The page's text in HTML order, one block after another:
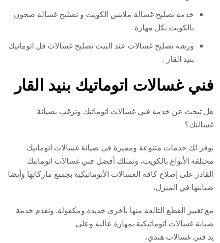
خدمة تصليح غسالة ملابس الكويت و تصليح غسالة صحون
بالكويت بكل مهارة
ورشة تصليح غسالات عند البيت تصليح غسالات فل اتوماتيك
بنيد القار .
فني غسالات اتوماتيك بنيد القار
هل تبحث عن خدمة فني غسالات اتوماتيك وترغب بصيانة
غسالتك؟
نوفر لك خدمات متنوعة ومميزة في صيانة غسالات اتوماتيك
مختلفة الأنواع بالكويت، ونمتلك أفضل فني غسالات اتوماتيك
القادر على إصلاح كافة الغسالات الأتوماتيكية بجميع ماركاتها وأيضا
صيانتها في المنزل،
مع تغيير القطع التالفة منها بآخرى جديدة ومكفولة. ونقدم خدمة
صيانة غسالات اتوماتيكية بمهارة عالية وعلى
يد فني غسالات هندي،